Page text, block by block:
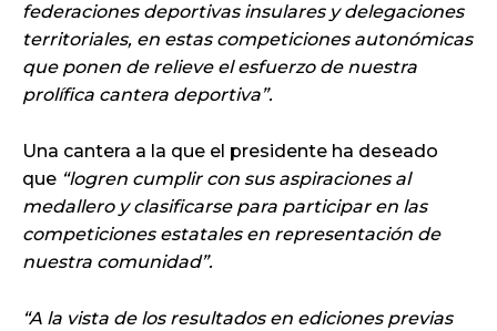
federaciones deportivas insulares y delegaciones
territoriales, en estas competiciones autonómicas
que ponen de relieve el esfuerzo de nuestra
prolífica cantera deportiva”.
Una cantera a la que el presidente ha deseado
que “logren cumplir con sus aspiraciones al
medallero y clasificarse para participar en las
competiciones estatales en representación de
nuestra comunidad”.
“A la vista de los resultados en ediciones previas